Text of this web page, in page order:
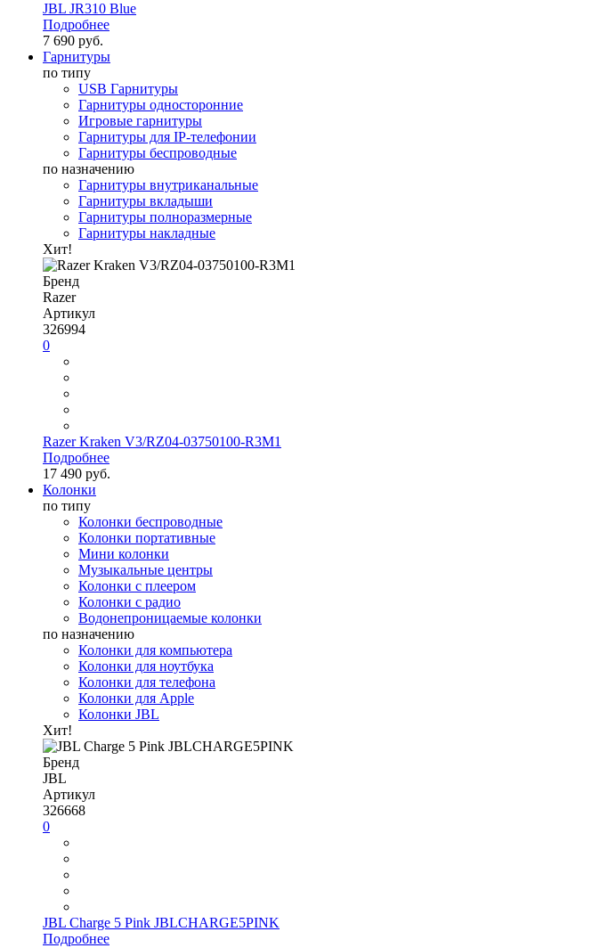
JBL JR310 Blue
Подробнее
7 690 руб.
Гарнитуры
по типу
USB Гарнитуры
Гарнитуры односторонние
Игровые гарнитуры
Гарнитуры для IP-телефонии
Гарнитуры беспроводные
по назначению
Гарнитуры внутриканальные
Гарнитуры вкладыши
Гарнитуры полноразмерные
Гарнитуры накладные
Хит!
Бренд
Razer
Артикул
326994
0
Razer Kraken V3/RZ04-03750100-R3M1
Подробнее
17 490 руб.
Колонки
по типу
Колонки беспроводные
Колонки портативные
Мини колонки
Музыкальные центры
Колонки с плеером
Колонки с радио
Водонепроницаемые колонки
по назначению
Колонки для компьютера
Колонки для ноутбука
Колонки для телефона
Колонки для Apple
Колонки JBL
Хит!
Бренд
JBL
Артикул
326668
0
JBL Charge 5 Pink JBLCHARGE5PINK
Подробнее